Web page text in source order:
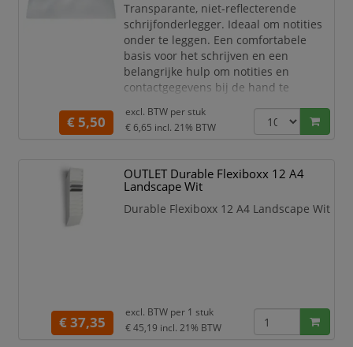
Transparante, niet-reflecterende
schrijfonderlegger. Ideaal om notities
onder te leggen. Een comfortabele
basis voor het schrijven en een
belangrijke hulp om notities en
contactgegevens bij de hand te
Niet-reflecterend • Om notities,
contactgegevens, enz onder te leggen •
x H)
€ 5,50
excl. BTW perstuk
€ 6,65 incl. 21% BTW
OUTLET Durable Flexiboxx 12 A4
Landscape Wit
Durable Flexiboxx 12 A4 Landscape Wit
€ 37,35
excl. BTW per 1 stuk
€ 45,19 incl. 21% BTW